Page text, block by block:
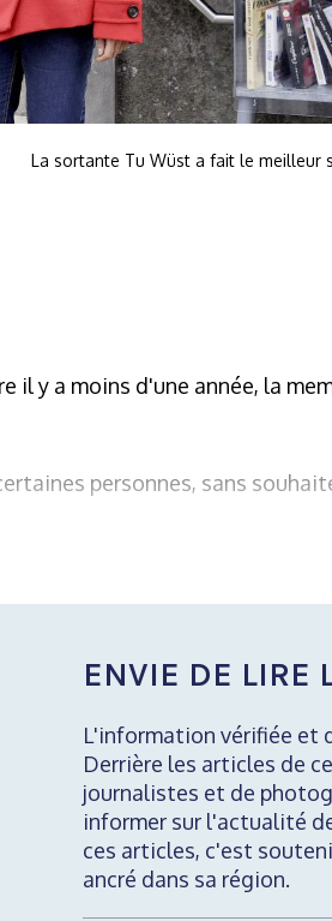
La sortante Tu Wüst a fait le meilleur
y a moins d'une année, la
personnes, sans
ENVIE DE LIRE
L'information vérifiée et
Derrière les articles de
journalistes et de
informer sur l'actualité
ces articles, c'est
ancré dans sa région.